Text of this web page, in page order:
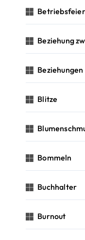
Betriebsfeier
Beziehung
Beziehungen
Blitze
Bommeln
Buchhalter
Burnout